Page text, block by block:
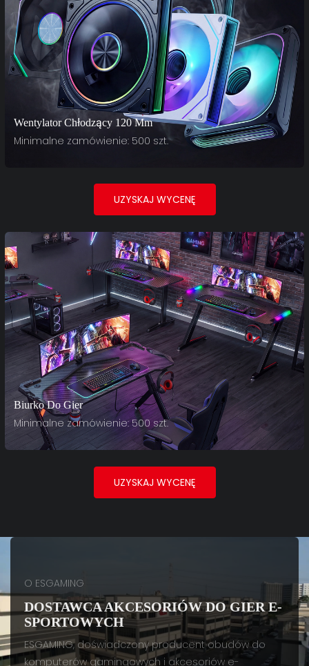
Wentylator Chłodzący 120 Mm
Minimalne zamówienie: 500 szt.
UZYSKAJ WYCENĘ
Biurko Do Gier
Minimalne zamówienie: 500 szt.
UZYSKAJ WYCENĘ
O ESGAMING
DOSTAWCA AKCESORIÓW DO GIER E-
SPORTOWYCH
ESGAMING, doświadczony producent obudów do
komputerów gamingowych i akcesoriów e-